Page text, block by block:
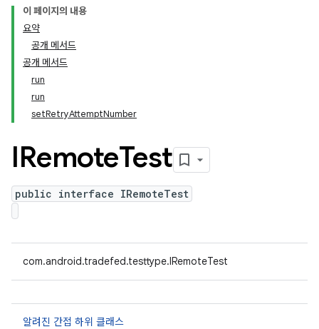
이 페이지의 내용
요약
공개 메서드
공개 메서드
run
run
setRetryAttemptNumber
IRemoteTest
public interface IRemoteTest
com.android.tradefed.testtype.IRemoteTest
알려진 간접 하위 클래스